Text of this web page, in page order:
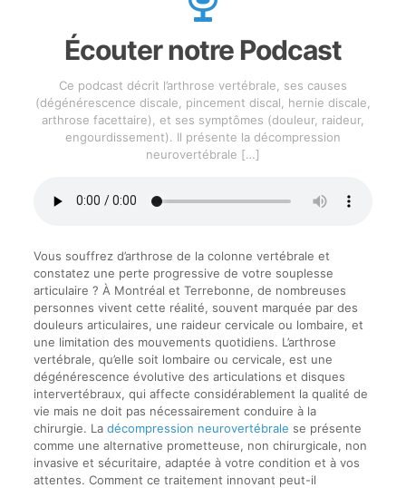
Écouter notre Podcast
Ce podcast décrit l’arthrose vertébrale, ses causes
(dégénérescence discale, pincement discal, hernie discale,
arthrose facettaire), et ses symptômes (douleur, raideur,
engourdissement). Il présente la décompression
neurovertébrale […]
Vous souffrez d’arthrose de la colonne vertébrale et
constatez une perte progressive de votre souplesse
articulaire ? À Montréal et Terrebonne, de nombreuses
personnes vivent cette réalité, souvent marquée par des
douleurs articulaires, une raideur cervicale ou lombaire, et
une limitation des mouvements quotidiens. L’arthrose
vertébrale, qu’elle soit lombaire ou cervicale, est une
dégénérescence évolutive des articulations et disques
intervertébraux, qui affecte considérablement la qualité de
vie mais ne doit pas nécessairement conduire à la
chirurgie. La décompression neurovertébrale se présente
comme une alternative prometteuse, non chirurgicale, non
invasive et sécuritaire, adaptée à votre condition et à vos
attentes. Comment ce traitement innovant peut-il